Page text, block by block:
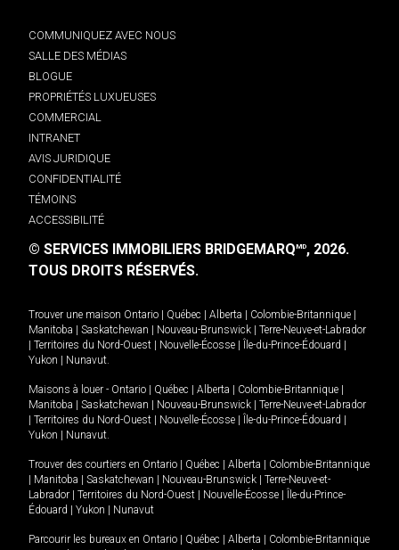
COMMUNIQUEZ AVEC NOUS
SALLE DES MÉDIAS
BLOGUE
PROPRIÉTÉS LUXUEUSES
COMMERCIAL
INTRANET
AVIS JURIDIQUE
CONFIDENTIALITÉ
TÉMOINS
ACCESSIBILITÉ
© SERVICES IMMOBILIERS BRIDGEMARQMD, 2026.
TOUS DROITS RÉSERVÉS.
Trouver une maison Ontario Québec Alberta Colombie-Britannique
Manitoba
Saskatchewan Nouveau-Brunswick
Terre-Neuve-et-Labrador
Territoires du Nord-Ouest Nouvelle-Écosse Île-du-Prince-Édouard
Yukon
Nunavut.
Maisons à louer - Ontario Québec Alberta Colombie-Britannique
Manitoba
Saskatchewan Nouveau-Brunswick
Terre-Neuve-et-Labrador
Territoires du Nord-Ouest Nouvelle-Écosse Île-du-Prince-Édouard
Yukon
Nunavut.
Trouver des courtiers en Ontario Québec Alberta
Colombie-Britannique
Manitoba Saskatchewan Nouveau-Brunswick
Terre-Neuve-et-
Labrador
Territoires du Nord-Ouest Nouvelle-Écosse
Île-du-Prince-
Édouard
Yukon Nunavut
Parcourir les bureaux en Ontario Québec Alberta
Colombie-Britannique